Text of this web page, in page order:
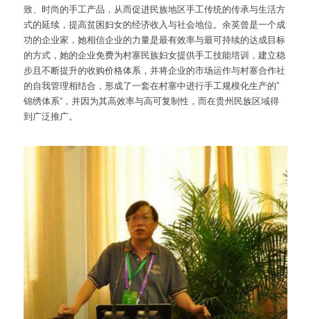
致、时尚的手工产品，从而促进民族地区手工传统的传承与生活方
式的延续，提高贫困妇女的经济收入与社会地位。余英曾是一个成
功的企业家，她相信企业的力量是最有效率与最可持续的达成目标
的方式，她的企业免费为村寨民族妇女提供手工技能培训，建立稳
步且不断提升的收购价格体系，并将企业的市场运作与村寨合作社
的自我管理相结合，形成了一套在村寨中进行手工规模化生产的”
锦绣体系“，并因为其高效率与高可复制性，而在贵州民族区域得
到广泛推广。